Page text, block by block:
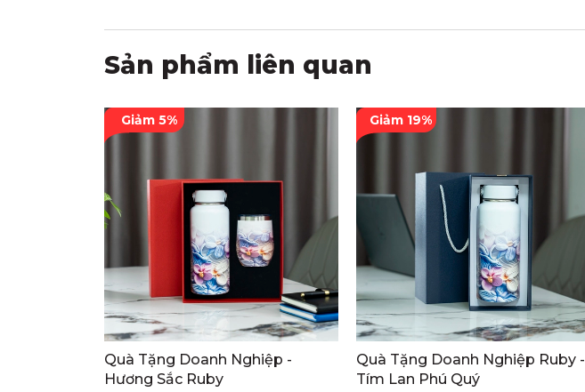
Sản phẩm liên quan
Giảm 5%
Quà Tặng Doanh Nghiệp -
Hương Sắc Ruby
Giảm 19%
Quà Tặng Doanh Nghiệp Ruby -
Tím Lan Phú Quý